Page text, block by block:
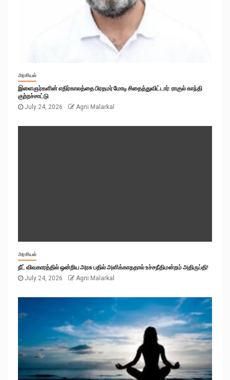
அரசியல்
இளைஞர்களின் எதிர்காலத்தை பிரதமர் மோடி சிதைத்துவிட்டார்: ராகுல் காந்தி
குற்றச்சாட்டு
July 24, 2026
Agni Malarkal
அரசியல்
நீட் விவகாரத்தில் ஒன்றிய அரசு பதில் அளிக்காததால் உச்சநீதிமன்றம் அதிருப்தி!
July 24, 2026
Agni Malarkal